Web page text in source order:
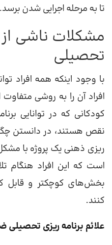
تا به مرحله اجرایی شدن برسد.
مشکلات ناشی از
تحصیلی
با وجود اینکه همه افراد
افراد آن را به روشی
کودکانی که در توانایی
نقص هستند، در دانستن
ریزی ذهنی یک پروژه با
است که این افراد هنگام
بخش‌های کوچکتر و قابل
کنند.
علائم برنامه ریزی